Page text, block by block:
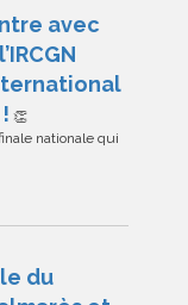
avec
👏
nationale qui
du